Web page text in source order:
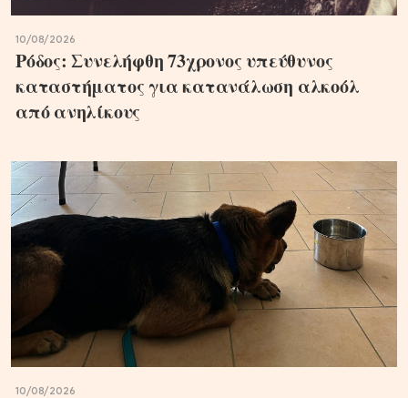
10/08/2026
Ρόδος: Συνελήφθη 73χρονος υπεύθυνος
καταστήματος για κατανάλωση αλκοόλ
από ανηλίκους
10/08/2026